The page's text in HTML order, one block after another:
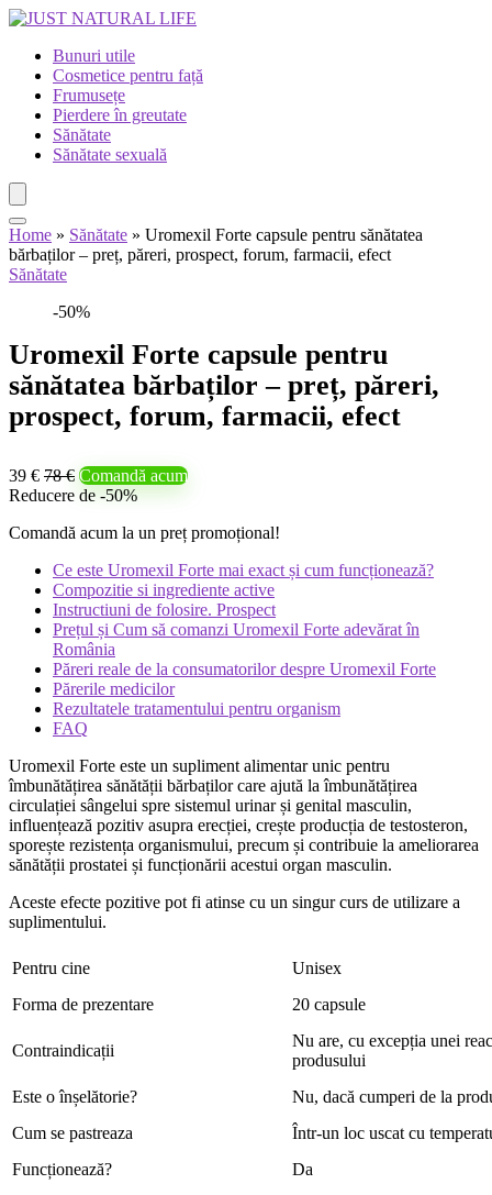
Bunuri utile
Cosmetice pentru față
Frumusețe
Pierdere în greutate
Sănătate
Sănătate sexuală
Home » Sănătate » Uromexil Forte capsule pentru sănătatea
bărbaților – preț, păreri, prospect, forum, farmacii, efect
Sănătate
-50%
Uromexil Forte capsule pentru
sănătatea bărbaților – preț, păreri,
prospect, forum, farmacii, efect
39 € 78 € Comandă acum
Reducere de -50%
Comandă acum la un preț promoțional!
Ce este Uromexil Forte mai exact și cum funcționează?
Compozitie si ingrediente active
Instructiuni de folosire. Prospect
Prețul și Cum să comanzi Uromexil Forte adevărat în
România
Păreri reale de la consumatorilor despre Uromexil Forte
Părerile medicilor
Rezultatele tratamentului pentru organism
FAQ
Uromexil Forte este un supliment alimentar unic pentru
îmbunătățirea sănătății bărbaților care ajută la îmbunătățirea
circulației sângelui spre sistemul urinar și genital masculin,
influențează pozitiv asupra erecției, crește producția de testosteron,
sporește rezistența organismului, precum și contribuie la ameliorarea
sănătății prostatei și funcționării acestui organ masculin.
Aceste efecte pozitive pot fi atinse cu un singur curs de utilizare a
suplimentului.
Pentru cine
Unisex
Forma de prezentare
20 capsule
Contraindicații
Nu are, cu excepția unei
produsului
Este o înșelătorie?
Nu, dacă cumperi de la
Cum se pastreaza
Într-un loc uscat cu
Funcționează?
Da